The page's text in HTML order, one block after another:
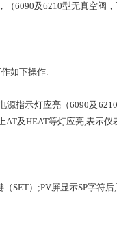
（6090及6210型无真空阀
如下操作:
指示灯应亮（6090及
及HEAT等灯应亮,表示仪
）;PV屏显示SP字符后